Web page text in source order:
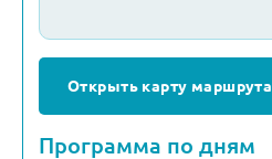
Открыть карту маршрута
Программа по дням